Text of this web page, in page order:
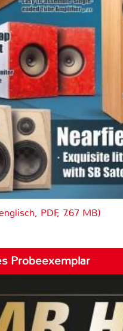
PDF, 7.67 MB)
Probeexemplar